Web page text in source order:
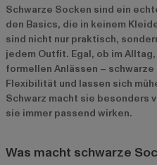
Schwarze Socken sind ein
den Basics, die in keinem
sind nicht nur praktisch,
jedem Outfit. Egal, ob im
formellen Anlässen –
Flexibilität und lassen sich
Schwarz macht sie besonders
sie immer passend wirken.
Was macht schwarze